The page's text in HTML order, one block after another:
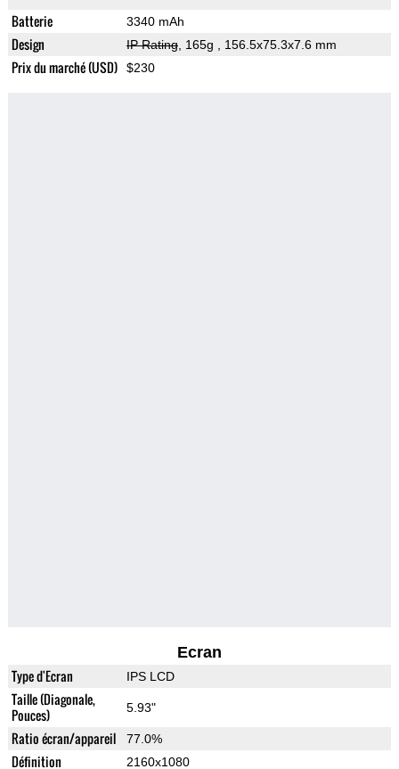
Batterie 3340 mAh
Design IP Rating, 165g , 156.5x75.3x7.6 mm
Prix du marché (USD) $230
Ecran
Type d'Ecran IPS LCD
Taille (Diagonale,
Pouces)
5.93"
Ratio écran/appareil 77.0%
Définition 2160x1080